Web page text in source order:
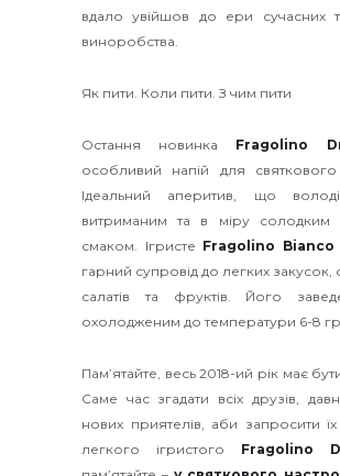
вдало увійшов до ери сучасних
виноробства.
Як пити. Коли пити. З чим пити
Остання новинка Fragolino
особливий напій для святкового
Ідеальний аперитив, що
витриманим та в міру солодким
смаком. Ігристе Fragolino Bianco
гарний супровід до легких закусок,
салатів та фруктів. Його
охолодженим до температури 6-8
Пам’ятайте, весь 2018-ий рік має
Саме час згадати всіх друзів,
нових приятелів, аби запросити
легкого ігристого Fragolino